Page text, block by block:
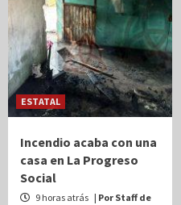
ESTATAL
Incendio acaba con una
casa en La Progreso
Social
9 horas atrás | Por Staff de